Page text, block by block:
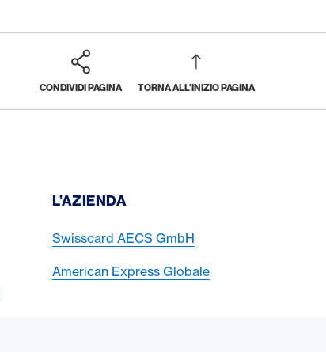
CONDIVIDI PAGINA TORNA ALL'INIZIO PAGINA
L’AZIENDA
Swisscard AECS GmbH
American Express Globale